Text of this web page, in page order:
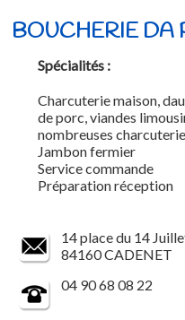
BOUCHERIE DA
Spécialités :
Charcuterie maison,
de porc, viandes
nombreuses
Jambon fermier
Service commande
Préparation réception
14 place du 14
84160 CADENET
04 90 68 08 22